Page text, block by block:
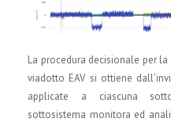
La procedura decisionale per
viadotto EAV si ottiene
applicate a ciascuna
sottosistema monitora ed